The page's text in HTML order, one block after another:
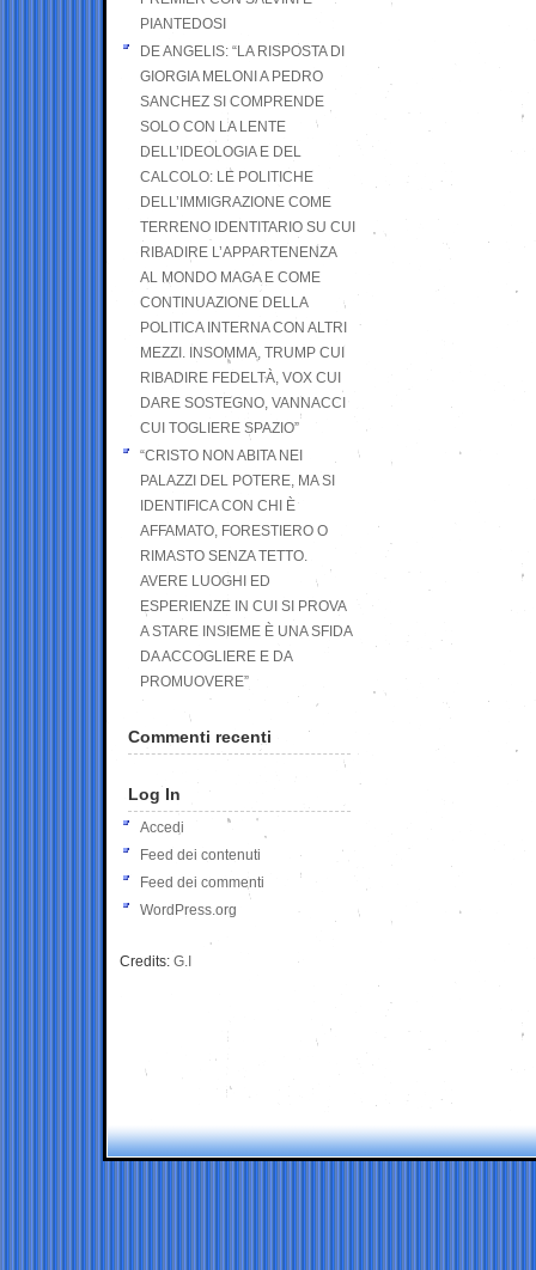
PIANTEDOSI
DE ANGELIS: “LA RISPOSTA DI
GIORGIA MELONI A PEDRO
SANCHEZ SI COMPRENDE
SOLO CON LA LENTE
DELL’IDEOLOGIA E DEL
CALCOLO: LE POLITICHE
DELL’IMMIGRAZIONE COME
TERRENO IDENTITARIO SU CUI
RIBADIRE L’APPARTENENZA
AL MONDO MAGA E COME
CONTINUAZIONE DELLA
POLITICA INTERNA CON ALTRI
MEZZI. INSOMMA, TRUMP CUI
RIBADIRE FEDELTÀ, VOX CUI
DARE SOSTEGNO, VANNACCI
CUI TOGLIERE SPAZIO”
“CRISTO NON ABITA NEI
PALAZZI DEL POTERE, MA SI
IDENTIFICA CON CHI È
AFFAMATO, FORESTIERO O
RIMASTO SENZA TETTO.
AVERE LUOGHI ED
ESPERIENZE IN CUI SI PROVA
A STARE INSIEME È UNA SFIDA
DA ACCOGLIERE E DA
PROMUOVERE”
Commenti recenti
Log In
Accedi
Feed dei contenuti
Feed dei commenti
WordPress.org
Credits: G.I